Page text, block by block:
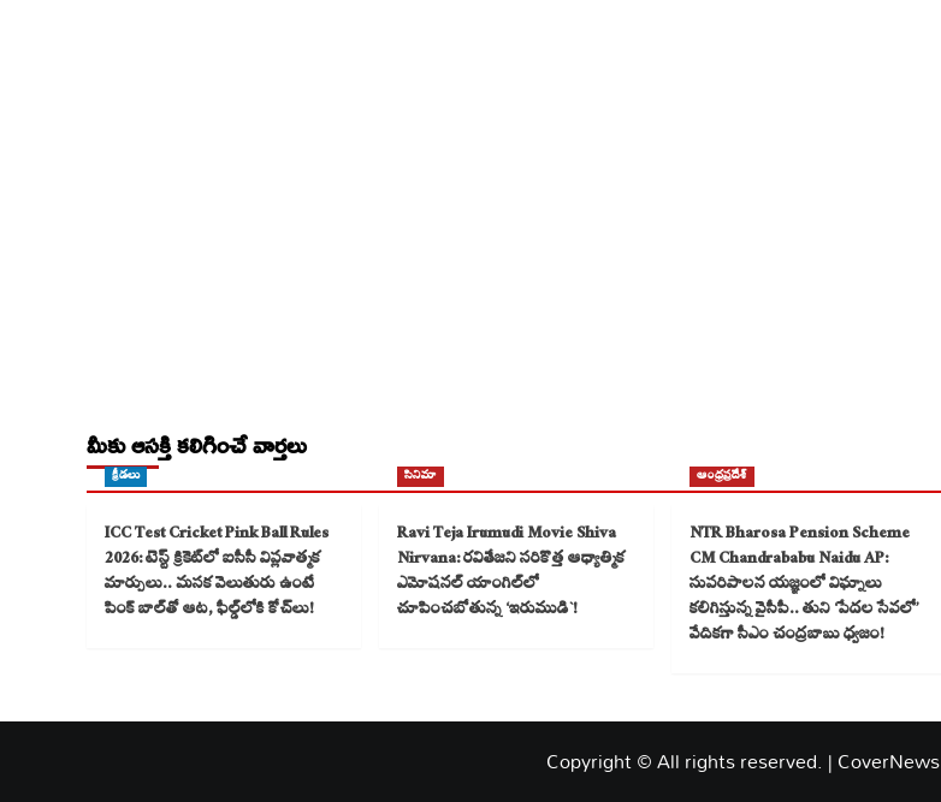
మీకు ఆసక్తి కలిగించే వార్తలు
క్రీడలు
ICC Test Cricket Pink Ball Rules
2026: టెస్ట్ క్రికెట్‌లో ఐసీసీ విప్లవాత్మక
మార్పులు.. మసక వెలుతురు ఉంటే
పింక్ బాల్‌తో ఆట, ఫీల్డ్‌లోకి కోచ్‌లు!
సినిమా
Ravi Teja Irumudi Movie Shiva
Nirvana: రవితేజని సరికొత్త ఆధ్యాత్మిక
ఎమోషనల్ యాంగిల్‌లో
చూపించబోతున్న ‘ఇరుముడి`!
ఆంధ్రప్రదేశ్
NTR Bharosa Pension Scheme
CM Chandrababu Naidu AP:
సుపరిపాలన యజ్ఞంలో విఘ్నాలు
కలిగిస్తున్న వైసీపీ.. తుని ‘పేదల సేవలో’
వేదికగా సీఎం చంద్రబాబు ధ్వజం!
Copyright © All rights reserved. |CoverNews